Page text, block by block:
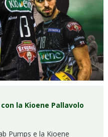
la Kioene Pallavolo
Pumps e la Kioene